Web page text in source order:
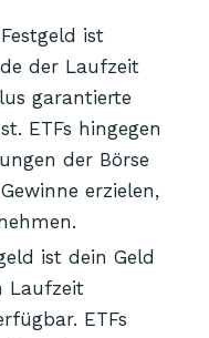
Festgeld ist
der Laufzeit
garantierte
ETFs hingegen
der Börse
erzielen,
ist dein Geld
Laufzeit
ETFs